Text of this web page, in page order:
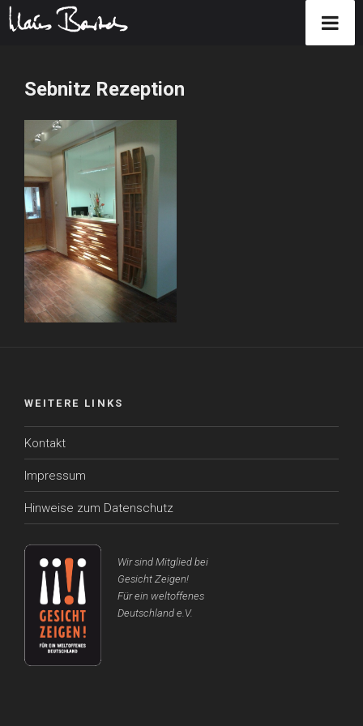
springenSebnitz Rezeption
WEITERE LINKS
Kontakt
Impressum
Hinweise zum Datenschutz
Wir sind Mitglied bei
Gesicht Zeigen!
Für ein weltoffenes
Deutschland e.V.